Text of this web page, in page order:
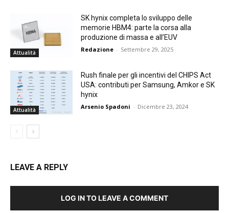
Attualità
SK hynix completa lo sviluppo delle
memorie HBM4: parte la corsa alla
produzione di massa e all’EUV
Redazione - Settembre 29, 2025
Attualità
Rush finale per gli incentivi del CHIPS Act
USA: contributi per Samsung, Amkor e SK
hynix
Arsenio Spadoni - Dicembre 23, 2024
LEAVE A REPLY
LOG IN TO LEAVE A COMMENT